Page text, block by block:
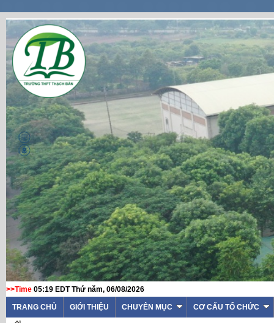
>>Time 05:19 EDT Thứ năm, 06/08/2026
TRANG CHỦ GIỚI THIỆU CHUYÊN MỤC CƠ CẤU TỔ CHỨC